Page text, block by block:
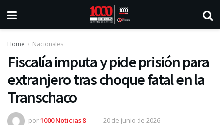
Home Nacionales
Fiscalía imputa y pide prisión para
extranjero tras choque fatal en la
Transchaco
por1000 Noticias 8 20 de junio de 2026